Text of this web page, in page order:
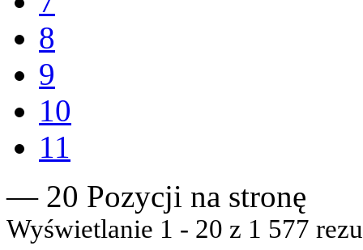
8
9
10
11
— 20 Pozycji na stronę
Wyświetlanie 1 - 20 z 1 577